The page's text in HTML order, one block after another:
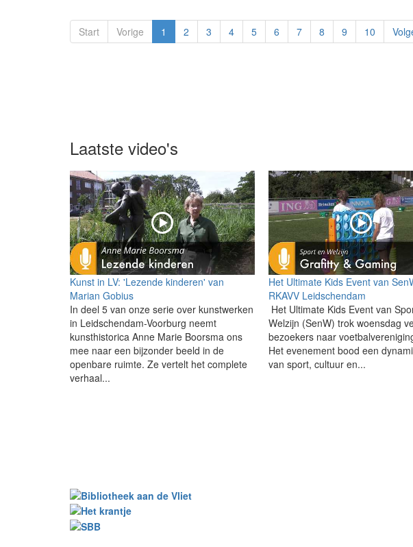
Start Vorige 1 2 3 4 5 6 7 8 9 10
Laatste video's
Kunst in LV: 'Lezende kinderen' van
Marian Gobius
In deel 5 van onze serie over kunstwerken
in Leidschendam-Voorburg neemt
kunsthistorica Anne Marie Boorsma ons
mee naar een bijzonder beeld in de
openbare ruimte. Ze vertelt het complete
verhaal...
Het Ultimate Kids Event van
RKAVV Leidschendam
Het Ultimate Kids Event van
Welzijn (SenW) trok woensdag
bezoekers naar
Het evenement bood een
van sport, cultuur en...